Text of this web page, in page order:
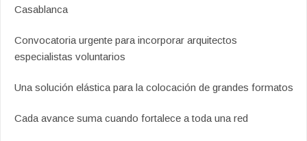
Casablanca
Convocatoria urgente para incorporar arquitectos
especialistas voluntarios
Una solución elástica para la colocación de grandes formatos
Cada avance suma cuando fortalece a toda una red